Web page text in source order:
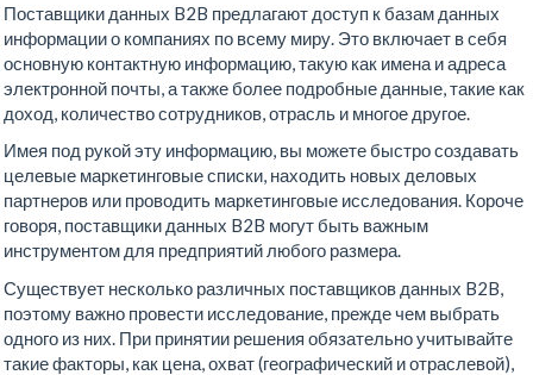
Поставщики данных B2B предлагают доступ к базам данных
информации о компаниях по всему миру. Это включает в себя
основную контактную информацию, такую как имена и адреса
электронной почты, а также более подробные данные, такие как
доход, количество сотрудников, отрасль и многое другое.
Имея под рукой эту информацию, вы можете быстро создавать
целевые маркетинговые списки, находить новых деловых
партнеров или проводить маркетинговые исследования. Короче
говоря, поставщики данных B2B могут быть важным
инструментом для предприятий любого размера.
Существует несколько различных поставщиков данных B2B,
поэтому важно провести исследование, прежде чем выбрать
одного из них. При принятии решения обязательно учитывайте
такие факторы, как цена, охват (географический и отраслевой),